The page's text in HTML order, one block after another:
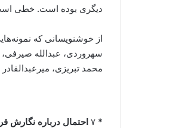
دیگری بوده است. خطی
از خوشنویسانی که
سهروردی، عبدالله صیرفی،
محمد تبریزی،
* ۷ احتمال درباره نگارش